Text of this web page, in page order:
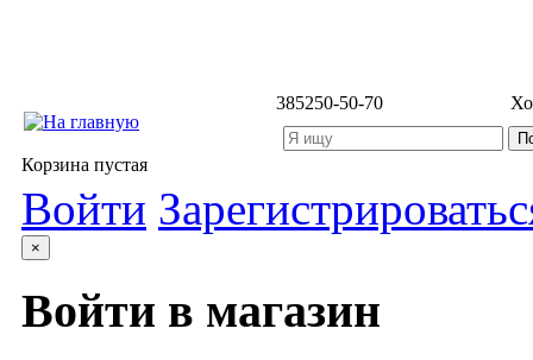
385250-50-70
Корзина пустая
Войти
×
Войти в магазин